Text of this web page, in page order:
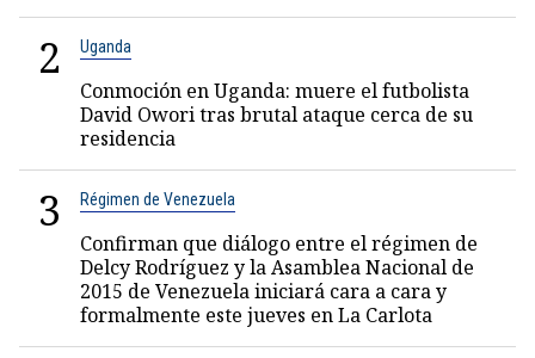
2 Uganda
Conmoción en Uganda: muere el futbolista
David Owori tras brutal ataque cerca de su
residencia
3 Régimen de Venezuela
Confirman que diálogo entre el régimen de
Delcy Rodríguez y la Asamblea Nacional de
2015 de Venezuela iniciará cara a cara y
formalmente este jueves en La Carlota